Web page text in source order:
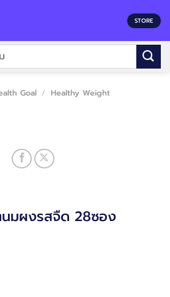
STORE
Goal / Healthy Weight
มผงรสจืด 28ซอง